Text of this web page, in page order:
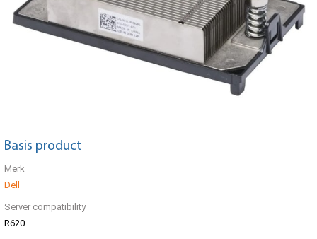
Basis product
Merk
Dell
Server compatibility
R620